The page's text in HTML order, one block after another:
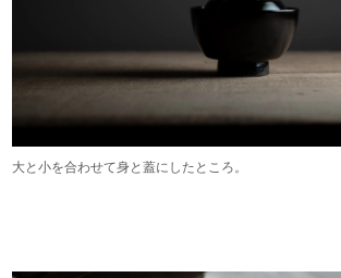
大と小を合わせて身と蓋にしたところ。